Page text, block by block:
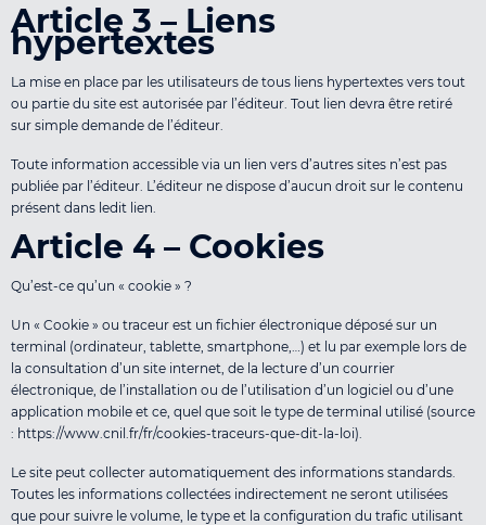
Article 3 – Liens
hypertextes
La mise en place par les utilisateurs de tous liens hypertextes vers tout
ou partie du site est autorisée par l’éditeur. Tout lien devra être retiré
sur simple demande de l’éditeur.
Toute information accessible via un lien vers d’autres sites n’est pas
publiée par l’éditeur. L’éditeur ne dispose d’aucun droit sur le contenu
présent dans ledit lien.
Article 4 – Cookies
Qu’est-ce qu’un « cookie » ?
Un « Cookie » ou traceur est un ﬁchier électronique déposé sur un
terminal (ordinateur, tablette, smartphone,…) et lu par exemple lors de
la consultation d’un site internet, de la lecture d’un courrier
électronique, de l’installation ou de l’utilisation d’un logiciel ou d’une
application mobile et ce, quel que soit le type de terminal utilisé (source
: https://www.cnil.fr/fr/cookies-traceurs-que-dit-la-loi).
Le site peut collecter automatiquement des informations standards.
Toutes les informations collectées indirectement ne seront utilisées
que pour suivre le volume, le type et la conﬁguration du traﬁc utilisant